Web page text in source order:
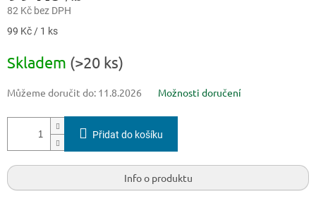
82 Kč bez DPH
Měrná
99 Kč / 1 ks
Skladem (>20 ks)
Můžeme doručit do: 11.8.2026 Možnosti doručení
Přidat do košíku
Info o produktu